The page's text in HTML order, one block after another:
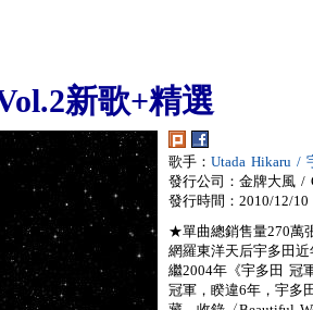
新歌+精選
歌手： Utada Hikaru /
發行公司：金牌大風 /
發行時間：2010/12/10
★單曲總銷售量270萬
網羅東洋天后宇多田
繼2004年《宇多田 冠
冠軍，睽違6年，宇多